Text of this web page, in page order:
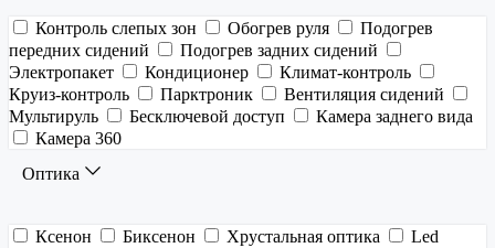
Контроль слепых зон Обогрев руля
Подогрев
передних сидений
Подогрев задних сидений
Электропакет
Кондиционер
Климат-контроль
Круиз-контроль
Парктроник
Вентиляция сидений
Мультируль
Бесключевой доступ
Камера заднего вида
Камера 360
Оптика
Ксенон Биксенон Хрустальная оптика
Led